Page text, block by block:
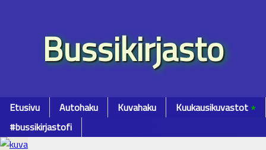
Bussikirjasto
Etusivu Autohaku Kuvahaku Kuukausikuvastot٭
#bussikirjastofi